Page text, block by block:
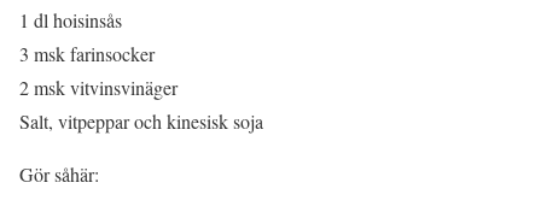
1 dl hoisinsås
3 msk farinsocker
2 msk vitvinsvinäger
Salt, vitpeppar och kinesisk soja
Gör såhär: